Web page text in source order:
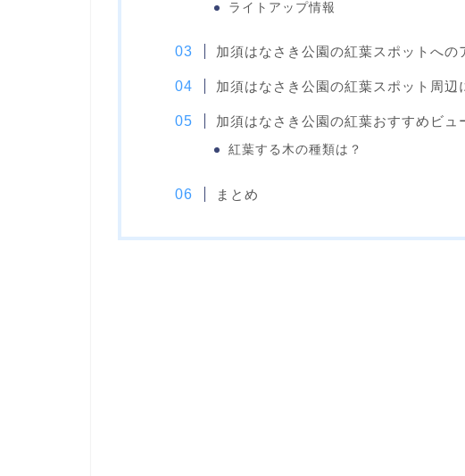
ライトアップ情報
加須はなさき公園の紅葉スポットへの
加須はなさき公園の紅葉スポット周辺
加須はなさき公園の紅葉おすすめビュ
紅葉する木の種類は？
まとめ